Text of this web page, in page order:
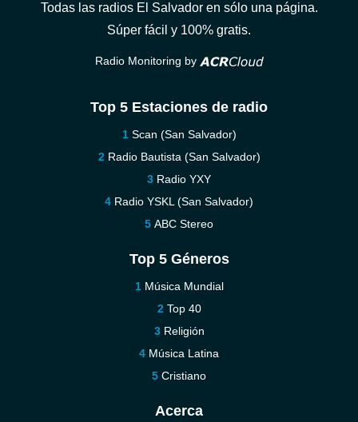
Todas las radios El Salvador en sólo una página.
Súper fácil y 100% gratis.
Radio Monitoring by
Top 5 Estaciones de radio
Scan (San Salvador)
Radio Bautista (San Salvador)
Radio YXY
Radio YSKL (San Salvador)
ABC Stereo
Top 5 Géneros
Música Mundial
Top 40
Religión
Música Latina
Cristiano
Acerca